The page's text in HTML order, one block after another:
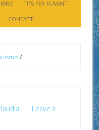
TIPS PER KUWAIT
CONTATTI
/
Leave a